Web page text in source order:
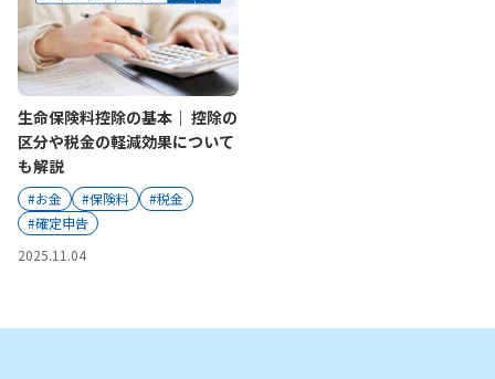
ラジオ体操・みんなの体操
ラジオ体操ポータルサイト
お客さまの声／お客さまサービス向上の取組み
かんぽジャンクション
生命保険料控除の基本｜ 控除の
区分や税金の軽減効果について
も解説
#お金 #保険料
#税金
#確定申告
2025.11.04